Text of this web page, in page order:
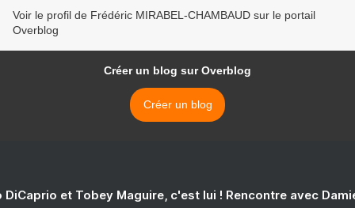
Voir le profil de Frédéric MIRABEL-CHAMBAUD sur le portail
Overblog
Créer un blog sur Overblog
Créer un blog
DiCaprio et Tobey Maguire, c'est lui ! Rencontre avec